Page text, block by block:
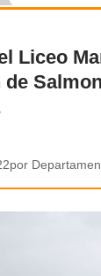
Y CULTURA
✕
Liceo
de
por